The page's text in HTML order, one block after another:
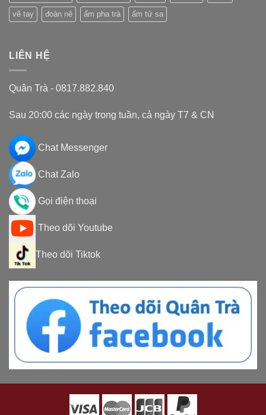
vẽ tay đoàn nê ấm pha trà ấm tử sa
LIÊN HỆ
Quân Trà - 0817.882.840
Sau 20:00 các ngày trong tuần, cả ngày T7 & CN
Chat Messenger
Chat Zalo
Gọi điện thoại
Theo dõi Youtube
Theo dõi Tiktok